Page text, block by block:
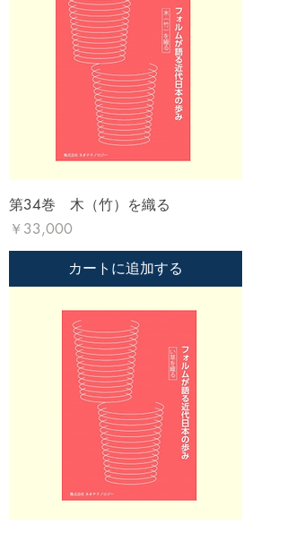
第34巻 木（竹）を織る
価格
￥33,000
カートに追加する